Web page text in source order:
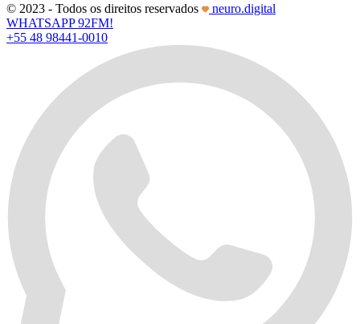
© 2023 - Todos os direitos reservados
neuro.digital
WHATSAPP 92FM!
+55 48 98441-0010